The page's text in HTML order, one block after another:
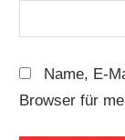
Name, E-
Browser für